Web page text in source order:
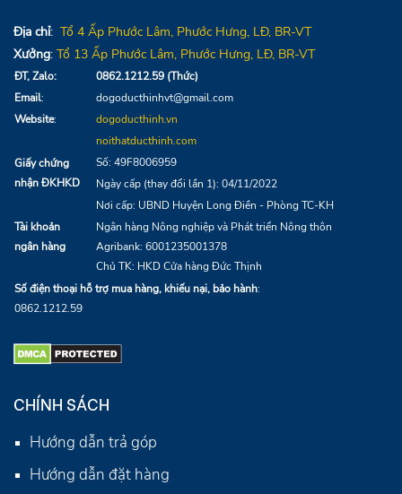
Địa chỉ: Tổ 4 Ấp Phước Lâm, Phước Hưng, LĐ, BR-VT
Xưởng: Tổ 13 Ấp Phước Lâm, Phước Hưng, LĐ, BR-VT
ĐT, Zalo:
0862.1212.59 (Thức)
Email:
dogoducthinhvt@gmail.com
Website:
dogoducthinh.vn
noithatducthinh.com
Giấy chứng
nhận ĐKHKD
Số: 49F8006959
Ngày cấp (thay đổi lần 1): 04/11/2022
Nơi cấp: UBND Huyện Long Điền - Phòng TC-KH
Tài khoản
ngân hàng
Ngân hàng Nông nghiệp và Phát triển Nông thôn
Agribank: 6001235001378
Chủ TK: HKD Cửa hàng Đức Thịnh
Số điện thoại hỗ trợ mua hàng, khiếu nại, bảo hành:
0862.1212.59
CHÍNH SÁCH
Hướng dẫn trả góp
Hướng dẫn đặt hàng